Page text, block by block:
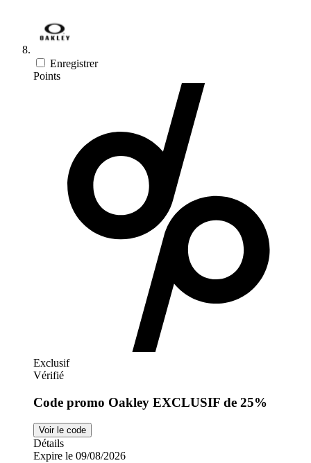
Enregistrer
Points
Exclusif
Vérifié
Code promo Oakley EXCLUSIF de 25%
Voir le code
Détails
Expire le 09/08/2026